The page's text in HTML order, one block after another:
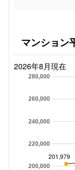
マンション
2026年8月現在
200,000
220,000
240,000
260,000
280,000
201,979